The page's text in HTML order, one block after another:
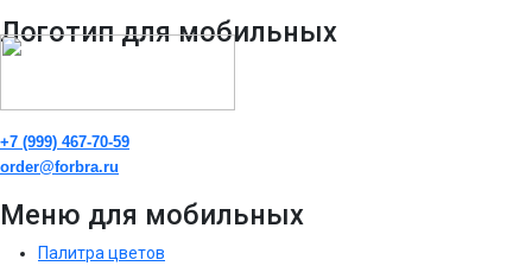
Логотип для мобильных
+7 (999) 467-70-59
order@forbra.ru
Меню для мобильных
Палитра цветов